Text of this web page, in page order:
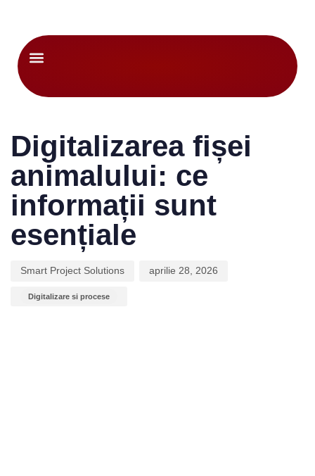
Digitalizarea fișei
animalului: ce
informații sunt
esențiale
Smart Project Solutions aprilie 28, 2026
Digitalizare si procese